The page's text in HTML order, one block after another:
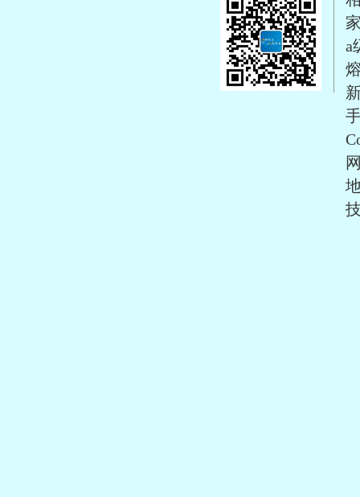
PP聚丙烯10寸微孔折叠滤
芯
a